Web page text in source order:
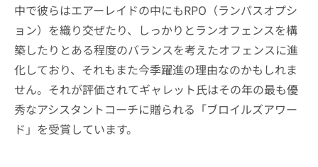
中で彼らはエアーレイドの中にもRPO（ランパスオプシ
ョン）を織り交ぜたり、しっかりとランオフェンスを構
築したりとある程度のバランスを考えたオフェンスに進
化しており、それもまた今季躍進の理由なのかもしれま
せん。それが評価されてギャレット氏はその年の最も優
秀なアシスタントコーチに贈られる「ブロイルズアワー
ド」を受賞しています。